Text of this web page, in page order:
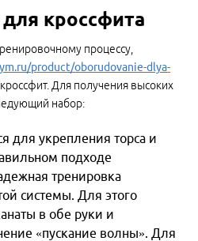
кроссфита
процессу,
product/oborudovanie-dlya-
Для получения высоких
набор:
для укрепления торса и
подходе
тренировка
системы. Для этого
в обе руки и
«пускание волны». Для